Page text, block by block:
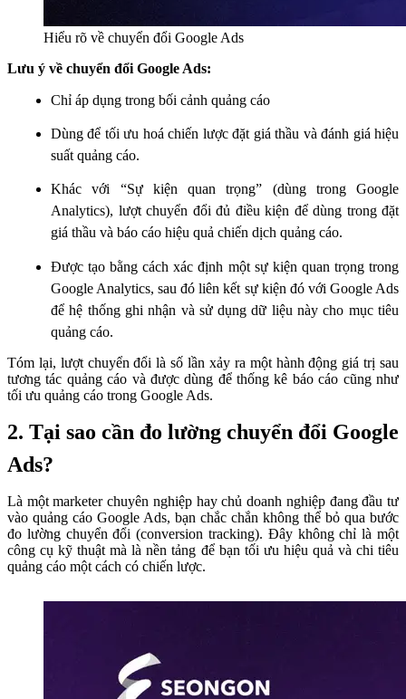
Hiểu rõ về chuyển đổi Google Ads
Lưu ý về chuyển đổi Google Ads:
Chỉ áp dụng trong bối cảnh quảng cáo
Dùng để tối ưu hoá chiến lược đặt giá thầu và đánh giá hiệu
suất quảng cáo.
Khác với “Sự kiện quan trọng” (dùng trong Google
Analytics), lượt chuyển đổi đủ điều kiện để dùng trong đặt
giá thầu và báo cáo hiệu quả chiến dịch quảng cáo.
Được tạo bằng cách xác định một sự kiện quan trọng trong
Google Analytics, sau đó liên kết sự kiện đó với Google Ads
để hệ thống ghi nhận và sử dụng dữ liệu này cho mục tiêu
quảng cáo.
Tóm lại, lượt chuyển đổi là số lần xảy ra một hành động giá trị sau
tương tác quảng cáo và được dùng để thống kê báo cáo cũng như
tối ưu quảng cáo trong Google Ads.
2. Tại sao cần đo lường chuyển đổi Google
Ads?
Là một marketer chuyên nghiệp hay chủ doanh nghiệp đang đầu tư
vào quảng cáo Google Ads, bạn chắc chắn không thể bỏ qua bước
đo lường chuyển đổi (conversion tracking). Đây không chỉ là một
công cụ kỹ thuật mà là nền tảng để bạn tối ưu hiệu quả và chi tiêu
quảng cáo một cách có chiến lược.